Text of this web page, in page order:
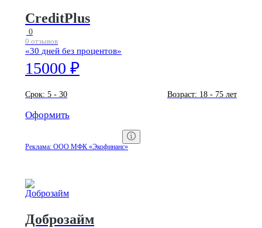
CreditPlus
0
0 отзывов
«30 дней без процентов»
15000 ₽
Срок: 5 - 30 Возраст: 18 - 75 лет
Оформить
Реклама: ООО МФК «Экофинанс»
Доброзайм